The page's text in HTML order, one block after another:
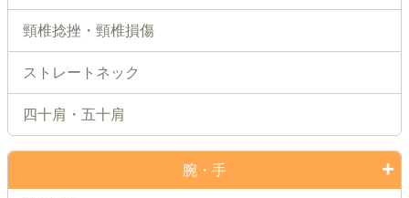
頸椎捻挫・頸椎損傷
ストレートネック
四十肩・五十肩
腕・手